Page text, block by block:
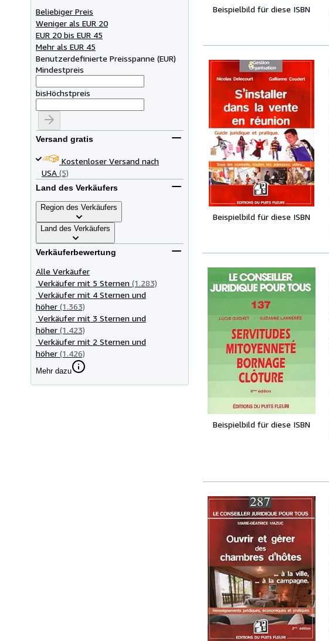
Beliebiger Preis
Weniger als EUR 20
EUR 20 bis EUR 45
Mehr als EUR 45
Benutzerdefinierte Preisspanne (EUR)
Mindestpreis
bisHöchstpreis
Versand gratis
Kostenloser Versand nach
USA (5)
Land des Verkäufers
Region des Verkäufers
Land des Verkäufers
Verkäuferbewertung
Alle Verkäufer
Verkäufer mit 5 Sternen (1.283)
Verkäufer mit 4 Sternen und
höher (1.363)
Verkäufer mit 3 Sternen und
höher (1.423)
Verkäufer mit 2 Sternen und
höher (1.426)
Mehr dazu
Beispielbild für diese ISBN
Beispielbild für diese ISBN
Beispielbild für diese ISBN